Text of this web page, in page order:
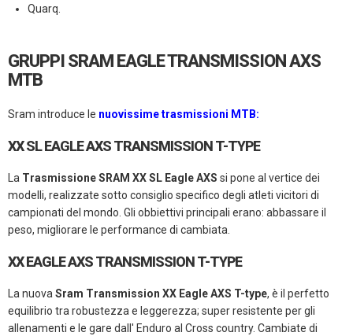
Quarq.
GRUPPI SRAM EAGLE TRANSMISSION AXS
MTB
Sram introduce le nuovissime trasmissioni MTB:
XX SL EAGLE AXS TRANSMISSION T-TYPE
La Trasmissione SRAM XX SL Eagle AXS si pone al vertice dei
modelli, realizzate sotto consiglio specifico degli atleti vicitori di
campionati del mondo. Gli obbiettivi principali erano: abbassare il
peso, migliorare le performance di cambiata.
XX EAGLE AXS TRANSMISSION T-TYPE
La nuova Sram Transmission XX Eagle AXS T-type, è il perfetto
equilibrio tra robustezza e leggerezza; super resistente per gli
allenamenti e le gare dall' Enduro al Cross country. Cambiate di